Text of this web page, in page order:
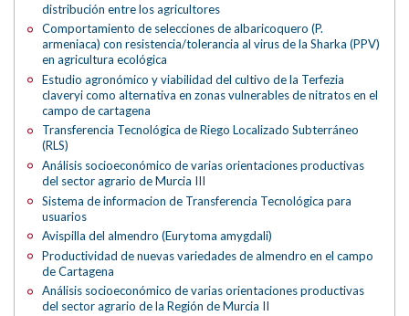
distribución entre los agricultores
Comportamiento de selecciones de albaricoquero (P.
armeniaca) con resistencia/tolerancia al virus de la Sharka (PPV)
en agricultura ecológica
Estudio agronómico y viabilidad del cultivo de la Terfezia
claveryi como alternativa en zonas vulnerables de nitratos en el
campo de cartagena
Transferencia Tecnológica de Riego Localizado Subterráneo
(RLS)
Análisis socioeconómico de varias orientaciones productivas
del sector agrario de Murcia III
Sistema de informacion de Transferencia Tecnológica para
usuarios
Avispilla del almendro (Eurytoma amygdali)
Productividad de nuevas variedades de almendro en el campo
de Cartagena
Análisis socioeconómico de varias orientaciones productivas
del sector agrario de la Región de Murcia II